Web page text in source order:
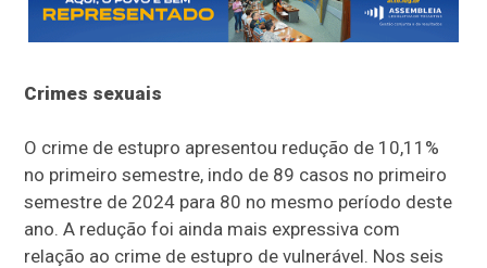
Crimes sexuais
O crime de estupro apresentou redução de 10,11%
no primeiro semestre, indo de 89 casos no primeiro
semestre de 2024 para 80 no mesmo período deste
ano. A redução foi ainda mais expressiva com
relação ao crime de estupro de vulnerável. Nos seis